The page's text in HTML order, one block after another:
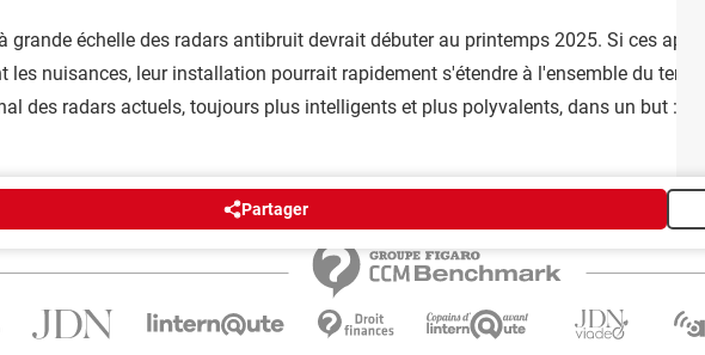
grande échelle des radars antibruit devrait débuter au printemps 2025. Si ces
les nuisances, leur installation pourrait rapidement s'étendre à l'ensemble du
des radars actuels, toujours plus intelligents et plus polyvalents, dans un but :
Partager
Publicité Contact
Groupe Figaro
©2025 CCM Benchmark